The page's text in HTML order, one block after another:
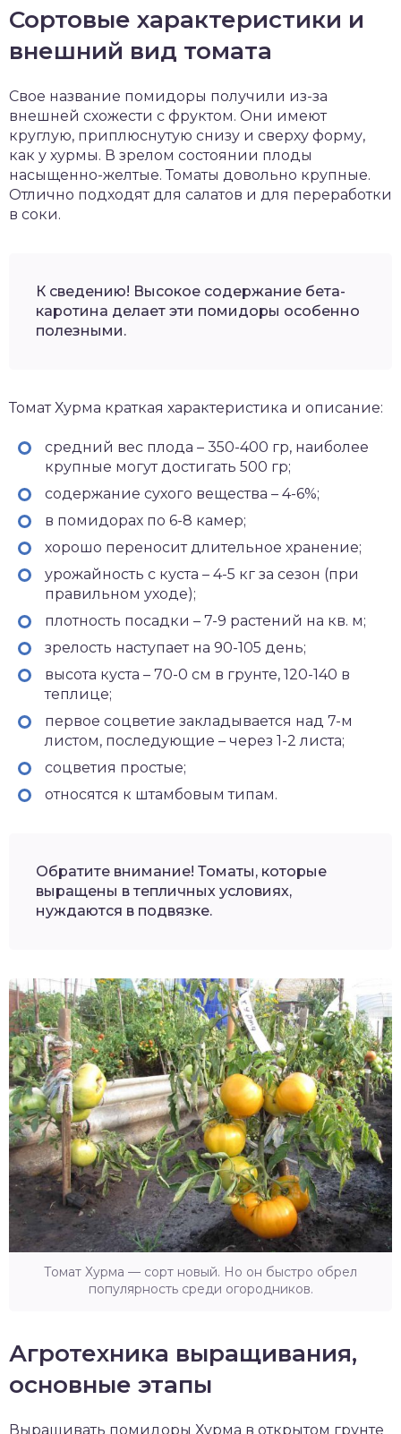
Сортовые характеристики и
внешний вид томата
Свое название помидоры получили из-за
внешней схожести с фруктом. Они имеют
круглую, приплюснутую снизу и сверху форму,
как у хурмы. В зрелом состоянии плоды
насыщенно-желтые. Томаты довольно крупные.
Отлично подходят для салатов и для переработки
в соки.
К сведению! Высокое содержание бета-
каротина делает эти помидоры особенно
полезными.
Томат Хурма краткая характеристика и описание:
средний вес плода – 350-400 гр, наиболее
крупные могут достигать 500 гр;
содержание сухого вещества – 4-6%;
в помидорах по 6-8 камер;
хорошо переносит длительное хранение;
урожайность с куста – 4-5 кг за сезон (при
правильном уходе);
плотность посадки – 7-9 растений на кв. м;
зрелость наступает на 90-105 день;
высота куста – 70-0 см в грунте, 120-140 в
теплице;
первое соцветие закладывается над 7-м
листом, последующие – через 1-2 листа;
соцветия простые;
относятся к штамбовым типам.
Обратите внимание! Томаты, которые
выращены в тепличных условиях,
нуждаются в подвязке.
Томат Хурма — сорт новый. Но он быстро обрел
популярность среди огородников.
Агротехника выращивания,
основные этапы
Выращивать помидоры Хурма в открытом грунте